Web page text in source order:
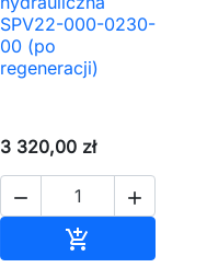
SPV22-000-0230-
00 (po
regeneracji)
3 320,00 zł
 
